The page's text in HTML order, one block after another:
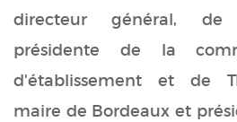
directeur général, de
présidente de la
d'établissement et de
maire de Bordeaux et